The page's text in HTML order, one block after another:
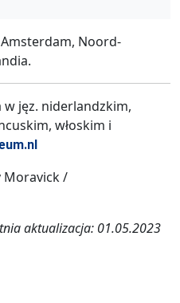
Noord-
jęz. niderlandzkim,
włoskim i
aktualizacja: 01.05.2023